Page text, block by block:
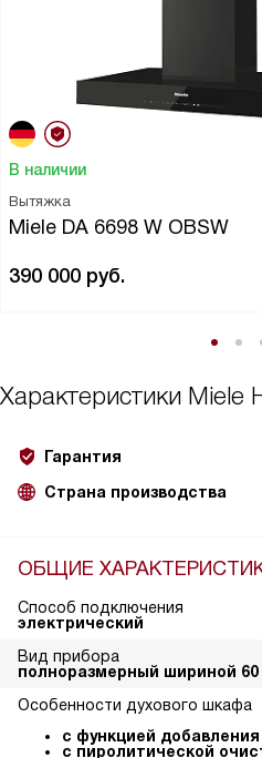
В наличии
Вытяжка
Miele DA 6698 W OBSW
390 000 руб.
Характеристики Miele
Гарантия
Страна производства
ОБЩИЕ
Способ подключения
электрический
Вид прибора
полноразмерный шириной
Особенности духового шкафа
с функцией
с пиролитической